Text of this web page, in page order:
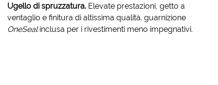
Ugello di spruzzatura. Elevate prestazioni, getto a
ventaglio e finitura di altissima qualità. guarnizione
OneSealinclusa per i rivestimenti meno impegnativi.